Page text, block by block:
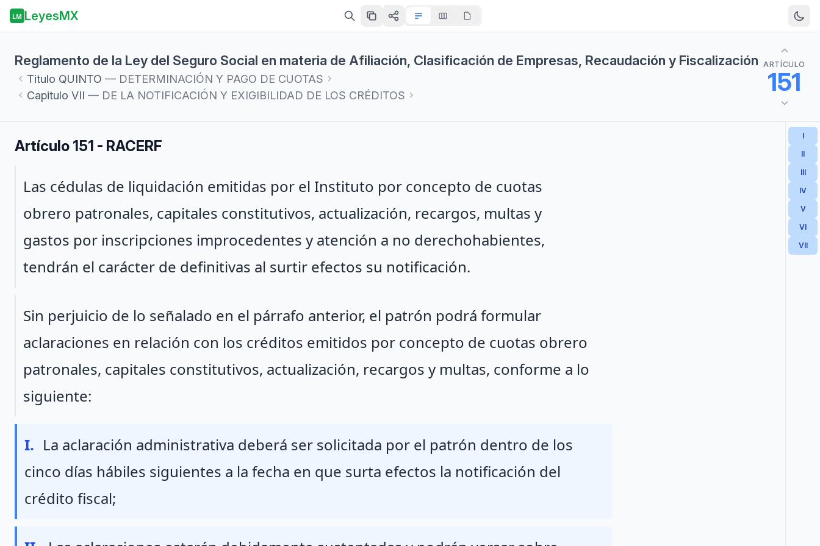
LM LeyesMX
Reglamento de la Ley del Seguro Social en materia de Afiliación, Clasificación de Empresas, Recaudación y Fiscalización
Titulo QUINTO — DETERMINACIÓN Y PAGO DE CUOTAS
Capitulo VII — DE LA NOTIFICACIÓN Y EXIGIBILIDAD DE LOS CRÉDITOS
ARTÍCULO
151
Artículo 151 - RACERF
Párrafo 1
Las cédulas de liquidación emitidas por el Instituto por concepto de cuotas
obrero patronales, capitales constitutivos, actualización, recargos, multas y
gastos por inscripciones improcedentes y atención a no derechohabientes,
tendrán el carácter de definitivas al surtir efectos su notificación.
Párrafo 2
Sin perjuicio de lo señalado en el párrafo anterior, el patrón podrá formular
aclaraciones en relación con los créditos emitidos por concepto de cuotas obrero
patronales, capitales constitutivos, actualización, recargos y multas, conforme a lo
siguiente:
Fraccion I
I. La aclaración administrativa deberá ser solicitada por el patrón dentro de los
cinco días hábiles siguientes a la fecha en que surta efectos la notificación del
crédito fiscal;
I
II
III
IV
V
VI
VII